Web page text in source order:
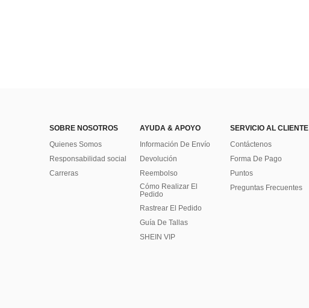
SOBRE NOSOTROS
Quienes Somos
Responsabilidad social
Carreras
AYUDA & APOYO
Información De Envío
Devolución
Reembolso
Cómo Realizar El
Pedido
Rastrear El Pedido
Guía De Tallas
SHEIN VIP
SERVICIO AL CLIENTE
Contáctenos
Forma De Pago
Puntos
Preguntas Frecuentes